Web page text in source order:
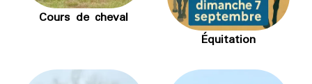
Cours de cheval
Équitation